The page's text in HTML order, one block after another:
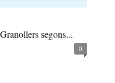
segons...
0